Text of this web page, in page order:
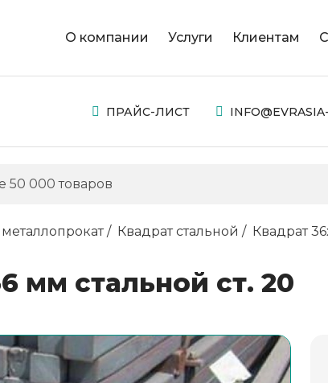
О компании Услуги Клиентам
ПРАЙС-ЛИСТ
Квадрат стальной Квадрат
мм стальной ст. 20